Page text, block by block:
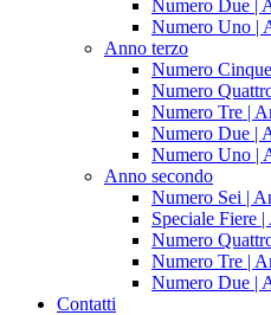
Numero Due |
Numero Uno |
Anno terzo
Numero
Numero
Numero Tre |
Numero Due |
Numero Uno |
Anno secondo
Numero Sei |
Speciale Fiere
Numero
Numero Tre |
Numero Due |
Contatti